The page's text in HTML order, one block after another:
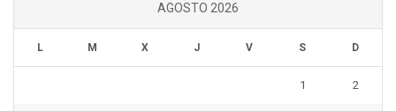
AGOSTO 2026
L M X J V S D
1 2